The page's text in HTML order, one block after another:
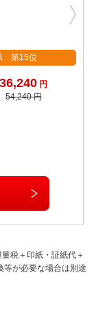
第15位
36,240 円
54,240 円
税＋印紙・証紙代＋
等が必要な場合は別途